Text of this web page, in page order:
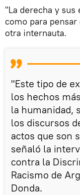
"La derecha y
como para
otra internauta.
"Este tipo de
los hechos
la humanidad,
los discursos
actos que son
señaló la
contra la
Racismo de
Donda.